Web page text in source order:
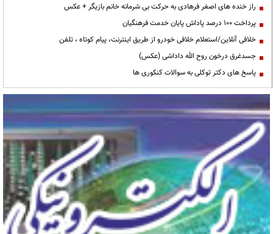
راز خنده های اصغر فرهادی به حرکت بی شرمانه خانم بازیگر + عکس
پرداخت ۱۰۰ درصد پاداش پایان خدمت فرهنگیان
خلافی آنلاین/استعلام خلافی خودرو از طریق اینترنت، پیام کوتاه ، تلفن
جسدغرق درخون روح الله داداشی (عکس)
پاسخ های دکتر توکلی به سوالات کنکوری ها